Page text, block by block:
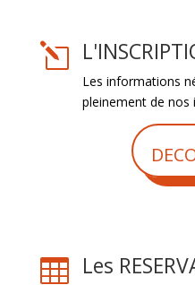
l
Les informations
pleinement de nos
 Les